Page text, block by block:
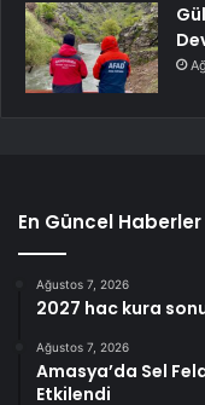
En Güncel Haberler
Ağustos 7, 2026
2027 hac kura
Ağustos 7, 2026
Amasya’da Sel
Etkilendi